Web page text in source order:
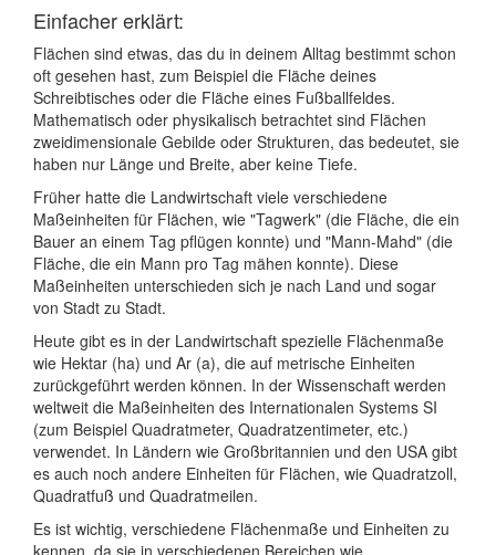
Einfacher erklärt:
Flächen sind etwas, das du in deinem Alltag bestimmt schon
oft gesehen hast, zum Beispiel die Fläche deines
Schreibtisches oder die Fläche eines Fußballfeldes.
Mathematisch oder physikalisch betrachtet sind Flächen
zweidimensionale Gebilde oder Strukturen, das bedeutet, sie
haben nur Länge und Breite, aber keine Tiefe.
Früher hatte die Landwirtschaft viele verschiedene
Maßeinheiten für Flächen, wie "Tagwerk" (die Fläche, die ein
Bauer an einem Tag pflügen konnte) und "Mann-Mahd" (die
Fläche, die ein Mann pro Tag mähen konnte). Diese
Maßeinheiten unterschieden sich je nach Land und sogar
von Stadt zu Stadt.
Heute gibt es in der Landwirtschaft spezielle Flächenmaße
wie Hektar (ha) und Ar (a), die auf metrische Einheiten
zurückgeführt werden können. In der Wissenschaft werden
weltweit die Maßeinheiten des Internationalen Systems SI
(zum Beispiel Quadratmeter, Quadratzentimeter, etc.)
verwendet. In Ländern wie Großbritannien und den USA gibt
es auch noch andere Einheiten für Flächen, wie Quadratzoll,
Quadratfuß und Quadratmeilen.
Es ist wichtig, verschiedene Flächenmaße und Einheiten zu
kennen, da sie in verschiedenen Bereichen wie